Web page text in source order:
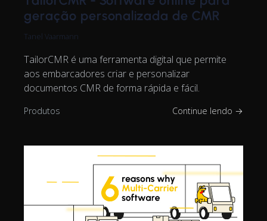
geração personalizada de CMR
Tanel Vaarmann
TailorCMR é uma ferramenta digital que permite
aos embarcadores criar e personalizar
documentos CMR de forma rápida e fácil.
Produtos Continue lendo →